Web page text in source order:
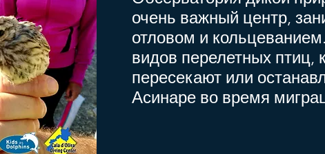
очень важный центр,
отловом и кольцеванием.
видов перелетных птиц,
пересекают или
Асинаре во время